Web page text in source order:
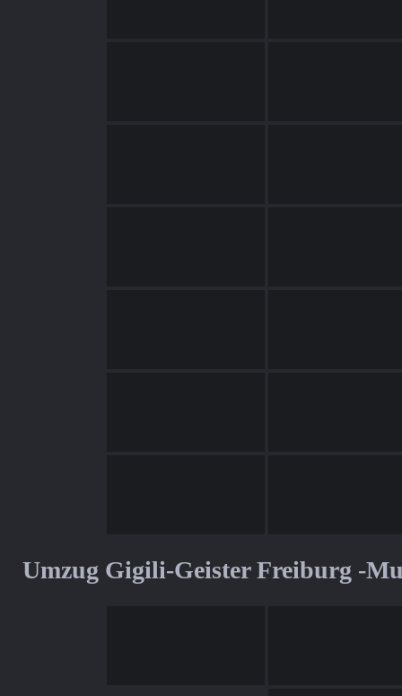
Umzug Gigili-Geister Freiburg -